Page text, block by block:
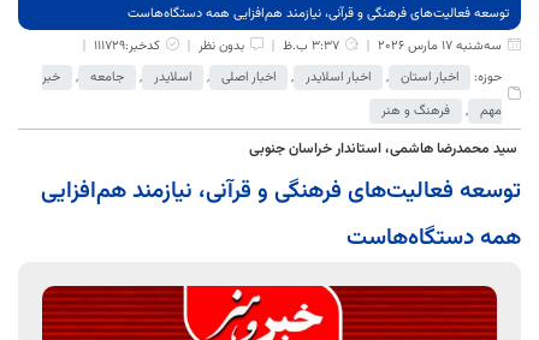
توسعه فعالیت‌های فرهنگی و قرآنی، نیازمند هم‌افزایی همه دستگاه‌هاست
سه‌شنبه 17 مارس 2026
3:37 ب.ظ بدون نظر
کدخبر:111729
حوزه:
اخبار استان , اخبار اسلایدر , اخبار اصلی , اسلایدر , جامعه ,
خبر
مهم , فرهنگ و هنر
سید محمدرضا هاشمی، استاندار خراسان جنوبی
توسعه فعالیت‌های فرهنگی و قرآنی، نیازمند هم‌افزایی
همه دستگاه‌هاست